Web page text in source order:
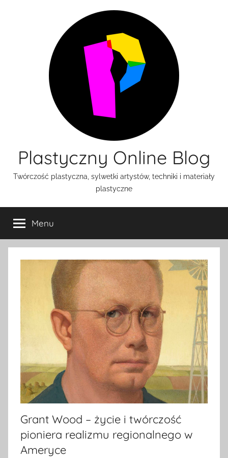
Plastyczny Online Blog
Twórczość plastyczna, sylwetki artystów, techniki i materiały
plastyczne
Menu
Grant Wood – życie i twórczość
pioniera realizmu regionalnego w
Ameryce